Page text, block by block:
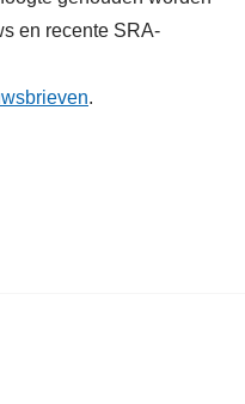
en recente SRA-
.